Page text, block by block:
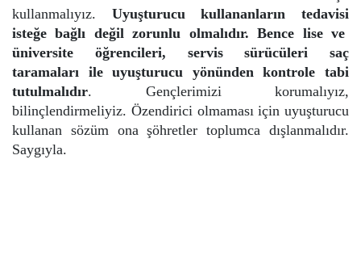
kullanmalıyız. Uyuşturucu kullananların tedavisi
isteğe bağlı değil zorunlu olmalıdır. Bence lise ve
üniversite öğrencileri, servis sürücüleri saç
taramaları ile uyuşturucu yönünden kontrole tabi
tutulmalıdır. Gençlerimizi korumalıyız,
bilinçlendirmeliyiz. Özendirici olmaması için uyuşturucu
kullanan sözüm ona şöhretler toplumca dışlanmalıdır.
Saygıyla.